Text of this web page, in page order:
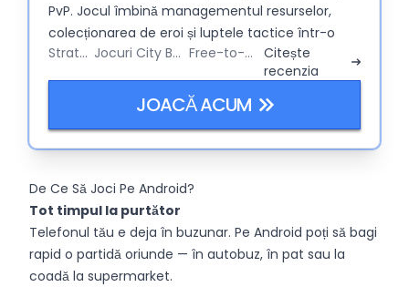
PvP. Jocul îmbină managementul resurselor,
colecționarea de eroi și luptele tactice într-o
experiență compactă, accesibilă atât în browser,
cât și pe mobil. Chiar dacă arată bine și e plin de
farmec istoric, te cam obligă la grind pe termen
Strategy Jocuri City Builder Free-to-Play
Citește
recenzia
JOACĂ ACUM
De Ce Să Joci Pe Android?
Tot timpul la purtător
Telefonul tău e deja în buzunar. Pe Android poți să bagi
rapid o partidă oriunde — în autobuz, în pat sau la
coadă la supermarket.